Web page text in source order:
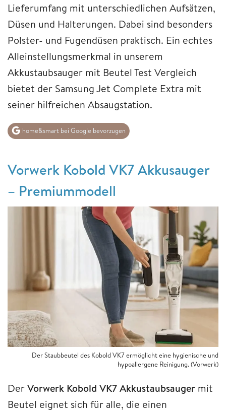
Lieferumfang mit unterschiedlichen Aufsätzen,
Düsen und Halterungen. Dabei sind besonders
Polster- und Fugendüsen praktisch. Ein echtes
Alleinstellungsmerkmal in unserem
Akkustaubsauger mit Beutel Test Vergleich
bietet der Samsung Jet Complete Extra mit
seiner hilfreichen Absaugstation.
home&smart bei Google bevorzugen
Vorwerk Kobold VK7 Akkusauger
– Premiummodell
Der Staubbeutel des Kobold VK7 ermöglicht eine hygienische und
hypoallergene Reinigung. (Vorwerk)
DerVorwerk Kobold VK7 Akkustaubsauger mit
Beutel eignet sich für alle, die einen